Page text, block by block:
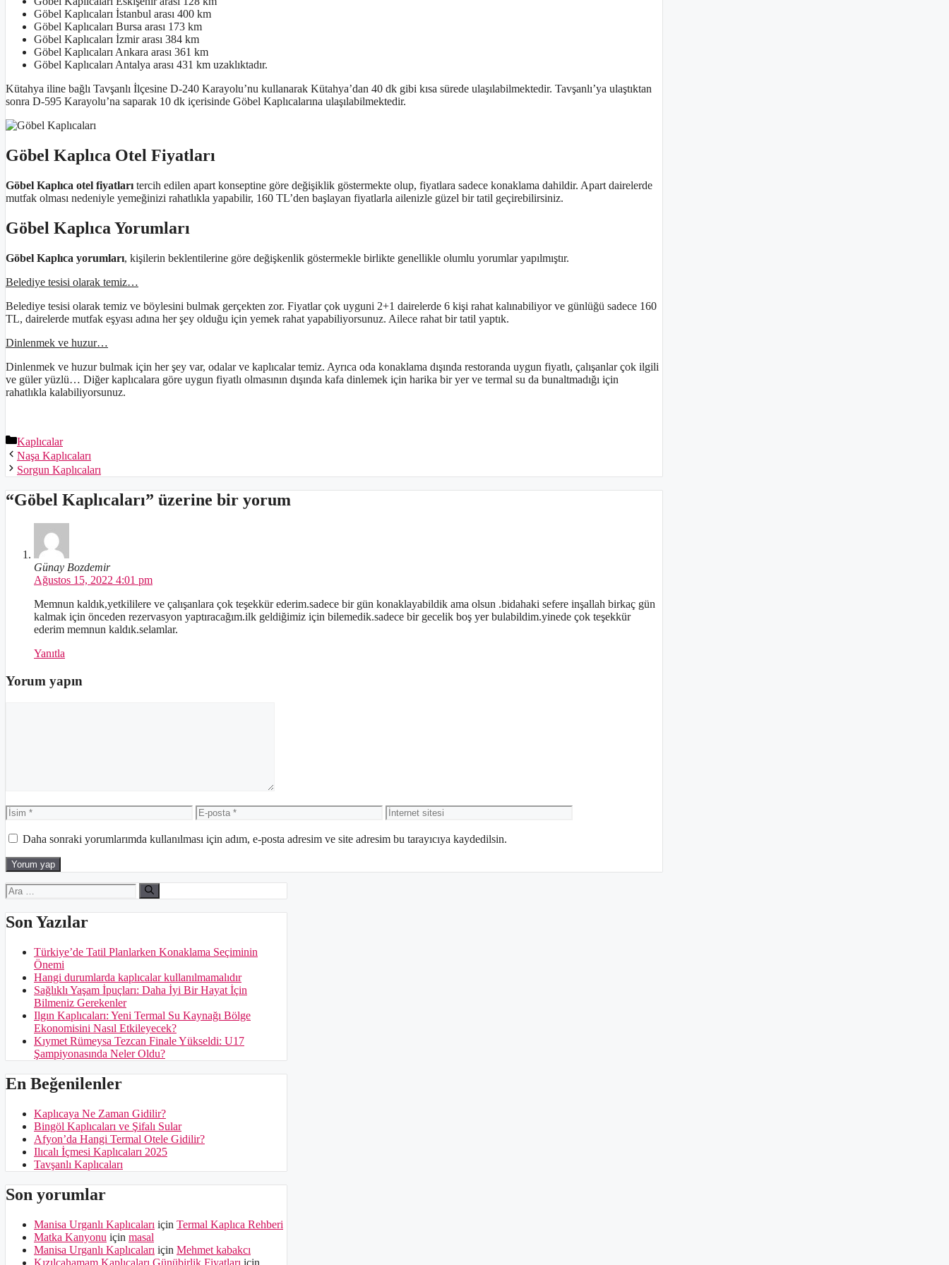
Göbel Kaplıcaları İstanbul arası 400 km
Göbel Kaplıcaları Bursa arası 173 km
Göbel Kaplıcaları İzmir arası 384 km
Göbel Kaplıcaları Ankara arası 361 km
Göbel Kaplıcaları Antalya arası 431 km uzaklıktadır.
Kütahya iline bağlı Tavşanlı İlçesine D-240 Karayolu’nu kullanarak Kütahya’dan 40 dk gibi kısa sürede ulaşılabilmektedir. Tavşanlı’ya ulaştıktan
sonra D-595 Karayolu’na saparak 10 dk içerisinde Göbel Kaplıcalarına ulaşılabilmektedir.
Göbel Kaplıca Otel Fiyatları
Göbel Kaplıca otel fiyatları tercih edilen apart konseptine göre değişiklik göstermekte olup, fiyatlara sadece konaklama dahildir. Apart dairelerde
mutfak olması nedeniyle yemeğinizi rahatlıkla yapabilir, 160 TL’den başlayan fiyatlarla ailenizle güzel bir tatil geçirebilirsiniz.
Göbel Kaplıca Yorumları
Göbel Kaplıca yorumları, kişilerin beklentilerine göre değişkenlik göstermekle birlikte genellikle olumlu yorumlar yapılmıştır.
Belediye tesisi olarak temiz…
Belediye tesisi olarak temiz ve böylesini bulmak gerçekten zor. Fiyatlar çok uyguni 2+1 dairelerde 6 kişi rahat kalınabiliyor ve günlüğü sadece 160
TL, dairelerde mutfak eşyası adına her şey olduğu için yemek rahat yapabiliyorsunuz. Ailece rahat bir tatil yaptık.
Dinlenmek ve huzur…
Dinlenmek ve huzur bulmak için her şey var, odalar ve kaplıcalar temiz. Ayrıca oda konaklama dışında restoranda uygun fiyatlı, çalışanlar çok ilgili
ve güler yüzlü… Diğer kaplıcalara göre uygun fiyatlı olmasının dışında kafa dinlemek için harika bir yer ve termal su da bunaltmadığı için
rahatlıkla kalabiliyorsunuz.
Kategoriler
Kaplıcalar
Naşa Kaplıcaları
Sorgun Kaplıcaları
“Göbel Kaplıcaları” üzerine bir yorum
Günay Bozdemir
Ağustos 15, 2022 4:01 pm
Memnun kaldık,yetkililere ve çalışanlara çok teşekkür ederim.sadece bir gün konaklayabildik ama olsun .bidahaki sefere inşallah birkaç gün
kalmak için önceden rezervasyon yaptıracağım.ilk geldiğimiz için bilemedik.sadece bir gecelik boş yer bulabildim.yinede çok teşekkür
ederim memnun kaldık.selamlar.
Yanıtla
Yorum yapın
İsim
E-
posta
İnternet
sitesi
Daha sonraki yorumlarımda kullanılması için adım, e-posta adresim ve site adresim bu tarayıcıya kaydedilsin.
için
ara
Son Yazılar
Türkiye’de Tatil Planlarken Konaklama Seçiminin
Önemi
Hangi durumlarda kaplıcalar kullanılmamalıdır
Sağlıklı Yaşam İpuçları: Daha İyi Bir Hayat İçin
Bilmeniz Gerekenler
Ilgın Kaplıcaları: Yeni Termal Su Kaynağı Bölge
Ekonomisini Nasıl Etkileyecek?
Kıymet Rümeysa Tezcan Finale Yükseldi: U17
Şampiyonasında Neler Oldu?
En Beğenilenler
Kaplıcaya Ne Zaman Gidilir?
Bingöl Kaplıcaları ve Şifalı Sular
Afyon’da Hangi Termal Otele Gidilir?
Ilıcalı İçmesi Kaplıcaları 2025
Tavşanlı Kaplıcaları
Son yorumlar
Manisa Urganlı Kaplıcaları için Termal Kaplıca Rehberi
Matka Kanyonu için masal
Manisa Urganlı Kaplıcaları için Mehmet kabakcı
Kızılcahamam Kaplıcaları Günübirlik Fiyatları için